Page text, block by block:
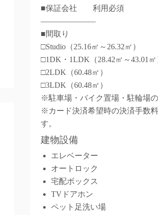
■保証会社 利用必須
―――――――
■間取り
□Studio（25.16㎡～26.32㎡）
□1DK・1LDK（28.42㎡～43.01㎡
□2LDK（60.48㎡）
□3LDK（60.48㎡）
※駐車場・バイク置場・駐輪場
※カード決済希望時の決済手数
す。
建物設備
エレベーター
オートロック
宅配ボックス
TVドアホン
ペット足洗い場